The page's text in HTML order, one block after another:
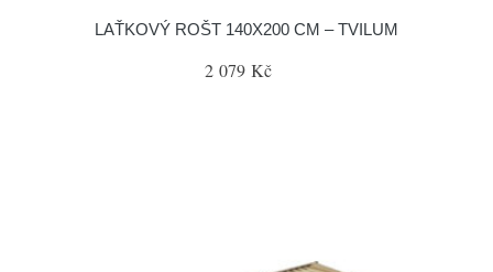
LAŤKOVÝ ROŠT 140X200 CM – TVILUM
2 079 Kč